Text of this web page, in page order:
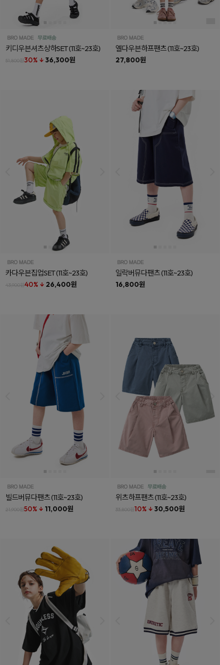
키디우븐셔츠상하SET(11호~23호)
51,800원30% ↓ 36,300원
엘다우븐하프팬츠(11호~23호)
27,800원
카다우븐집업SET(11호~23호)
43,900원40% ↓ 26,400원
일락버뮤다팬츠(11호~23호)
16,800원
빌드버뮤다팬츠(11호~23호)
21,900원50% ↓ 11,000원
위츠하프팬츠(11호~23호)
33,800원10% ↓ 30,500원